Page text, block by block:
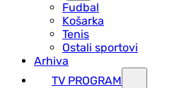
Fudbal
Košarka
Tenis
Ostali sportovi
Arhiva
TV PROGRAM